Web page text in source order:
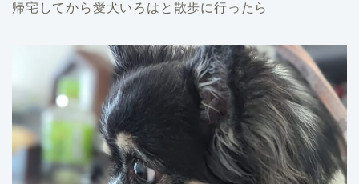
帰宅してから愛犬いろはと散歩に行ったら